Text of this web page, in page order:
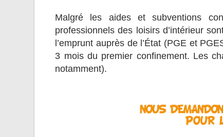
Malgré les aides et subventions
professionnels des loisirs d’intérieur
l’emprunt auprès de l’État (PGE et
3 mois du premier confinement. Les
notamment).